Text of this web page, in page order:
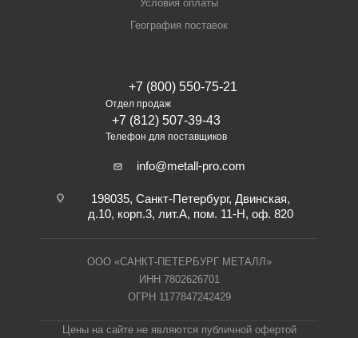
Условия оплаты
География поставок
+7 (800) 550-75-21
Отдел продаж
+7 (812) 507-39-43
Телефон для поставщиков
info@metall-pro.com
198035, Санкт-Петербург, Двинская,
д.10, корп.3, лит.А, пом. 11-Н, оф. 820
ООО «САНКТ-ПЕТЕРБУРГ МЕТАЛЛ»
ИНН 7802626701
ОГРН 1177847242429
Цены на сайте не являются публичной офертой